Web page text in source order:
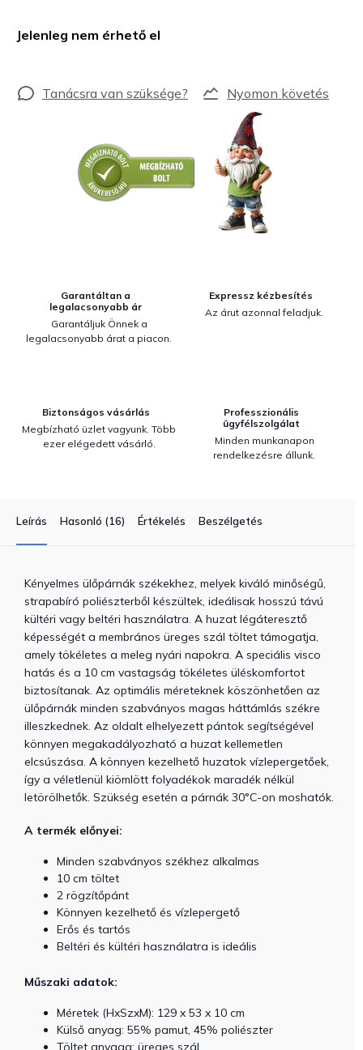
Jelenleg nem érhető el
Nyomon követés
Garantáltan a
legalacsonyabb ár
Garantáljuk Önnek a
legalacsonyabb árat a piacon.
Expressz kézbesítés
Az árut azonnal feladjuk.
Biztonságos vásárlás
Megbízható üzlet vagyunk. Több
ezer elégedett vásárló.
Professzionális
ügyfélszolgálat
Minden munkanapon
rendelkezésre állunk.
Leírás Hasonló (16) Értékelés Beszélgetés
Kényelmes ülőpárnák székekhez, melyek kiváló minőségű,
strapabíró poliészterből készültek, ideálisak hosszú távú
kültéri vagy beltéri használatra. A huzat légáteresztő
képességét a membrános üreges szál töltet támogatja,
amely tökéletes a meleg nyári napokra. A speciális visco
hatás és a 10 cm vastagság tökéletes üléskomfortot
biztosítanak. Az optimális méreteknek köszönhetően az
ülőpárnák minden szabványos magas háttámlás székre
illeszkednek. Az oldalt elhelyezett pántok segítségével
könnyen megakadályozható a huzat kellemetlen
elcsúszása. A könnyen kezelhető huzatok vízlepergetőek,
így a véletlenül kiömlött folyadékok maradék nélkül
letörölhetők. Szükség esetén a párnák 30°C-on moshatók.
A termék előnyei:
Minden szabványos székhez alkalmas
10 cm töltet
2 rögzítőpánt
Könnyen kezelhető és vízlepergető
Erős és tartós
Beltéri és kültéri használatra is ideális
Műszaki adatok:
Méretek (HxSzxM): 129 x 53 x 10 cm
Külső anyag: 55% pamut, 45% poliészter
Töltet anyaga: üreges szál